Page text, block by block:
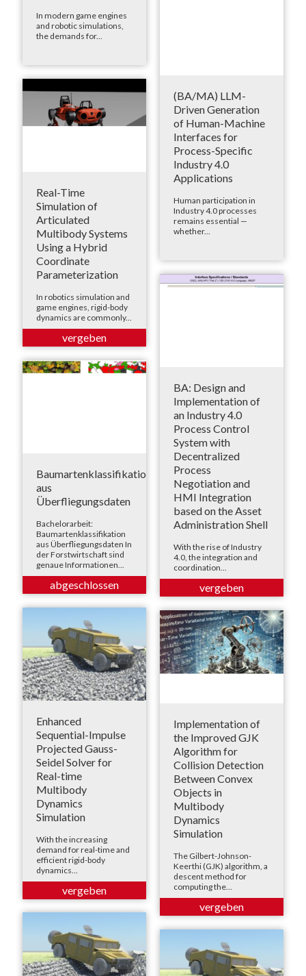
In modern game engines
and robotic simulations,
the demands for...
(BA/MA) LLM-
Driven Generation
of Human-Machine
Interfaces for
Process-Specific
Industry 4.0
Applications
Human participation in
Industry 4.0 processes
remains essential —
whether...
Real-Time
Simulation of
Articulated
Multibody Systems
Using a Hybrid
Coordinate
Parameterization
In robotics simulation and
game engines, rigid-body
dynamics are commonly...
BA: Design and
Implementation of
an Industry 4.0
Process Control
System with
Decentralized
Process
Negotiation and
HMI Integration
based on the Asset
Administration Shell
With the rise of Industry
4.0, the integration and
coordination...
Baumartenklassifikation
aus
Überfliegungsdaten
Bachelorarbeit:
Baumartenklassifikation
aus Überfliegungsdaten In
der Forstwirtschaft sind
genaue Informationen...
Enhanced
Sequential-Impulse
Projected Gauss-
Seidel Solver for
Real-time
Multibody
Dynamics
Simulation
With the increasing
demand for real-time and
efficient rigid-body
dynamics...
Implementation of
the Improved GJK
Algorithm for
Collision Detection
Between Convex
Objects in
Multibody
Dynamics
Simulation
The Gilbert-Johnson-
Keerthi (GJK) algorithm, a
descent method for
computing the...